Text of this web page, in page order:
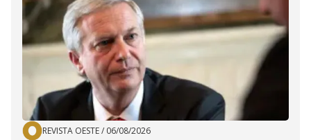
REVISTA OESTE/ 06/08/2026